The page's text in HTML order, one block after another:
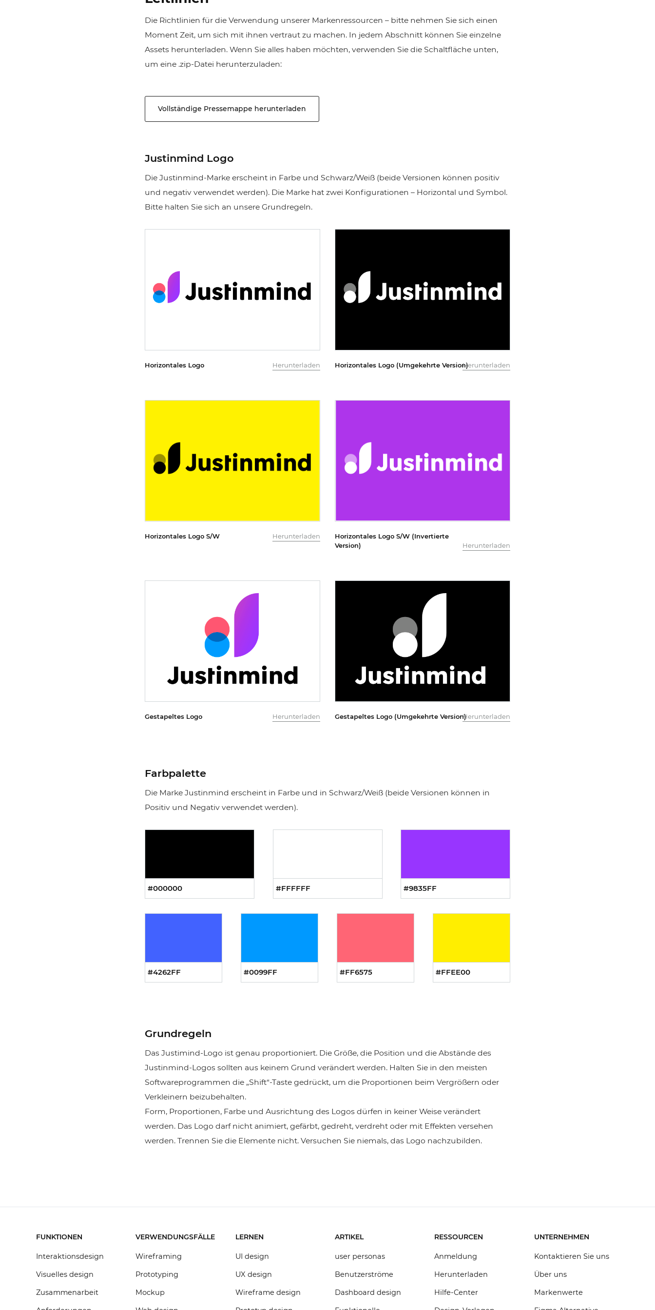
Gemeinsam besser designen
Justinmind 10.7
Die Richtlinien für die Verwendung unserer Markenressourcen – bitte nehmen Sie sich einen
Moment Zeit, um sich mit ihnen vertraut zu machen. In jedem Abschnitt können Sie einzelne
Assets herunterladen. Wenn Sie alles haben möchten, verwenden Sie die Schaltfläche unten,
um eine .zip-Datei herunterzuladen:
Vollständige Pressemappe herunterladen
Justinmind Logo
Die Justinmind-Marke erscheint in Farbe und Schwarz/Weiß (beide Versionen können positiv
und negativ verwendet werden). Die Marke hat zwei Konfigurationen – Horizontal und Symbol.
Bitte halten Sie sich an unsere Grundregeln.
Horizontales Logo Herunterladen Horizontales Logo (Umgekehrte Version)Herunterladen
Horizontales Logo S/W Herunterladen
Horizontales Logo S/W (Invertierte
Version)
Herunterladen
Gestapeltes Logo Herunterladen Gestapeltes Logo (Umgekehrte Version)Herunterladen
Farbpalette
Die Marke Justinmind erscheint in Farbe und in Schwarz/Weiß (beide Versionen können in
Positiv und Negativ verwendet werden).
#000000 #FFFFFF #9835FF
#4262FF #0099FF #FF6575 #FFEE00
Grundregeln
Das Justimind-Logo ist genau proportioniert. Die Größe, die Position und die Abstände des
Justinmind-Logos sollten aus keinem Grund verändert werden. Halten Sie in den meisten
Softwareprogrammen die „Shift“-Taste gedrückt, um die Proportionen beim Vergrößern oder
Verkleinern beizubehalten.
Form, Proportionen, Farbe und Ausrichtung des Logos dürfen in keiner Weise verändert
werden. Das Logo darf nicht animiert, gefärbt, gedreht, verdreht oder mit Effekten versehen
werden. Trennen Sie die Elemente nicht. Versuchen Sie niemals, das Logo nachzubilden.
FUNKTIONEN
Interaktionsdesign
Visuelles design
Zusammenarbeit
VERWENDUNGSFÄLLE
Wireframing
Prototyping
Mockup
LERNEN
UI design
UX design
Wireframe design
ARTIKEL
user personas
Benutzerströme
Dashboard design
RESSOURCEN
Anmeldung
Herunterladen
Hilfe-Center
UNTERNEHMEN
Kontaktieren Sie uns
Über uns
Markenwerte